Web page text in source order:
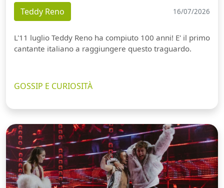
Teddy Reno 16/07/2026
L'11 luglio Teddy Reno ha compiuto 100 anni! E' il primo
cantante italiano a raggiungere questo traguardo.
GOSSIP E CURIOSITÀ